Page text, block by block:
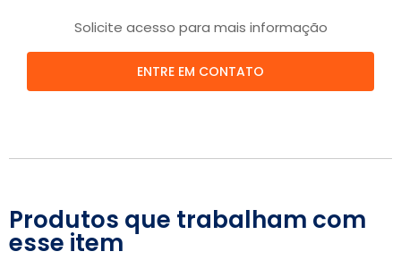
Solicite acesso para mais informação
ENTRE EM CONTATO
Produtos que trabalham com
esse item